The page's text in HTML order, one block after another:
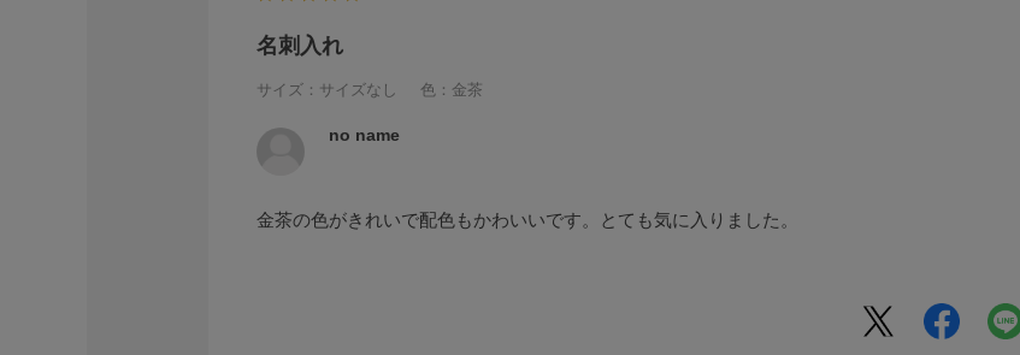
名刺入れ
サイズ：サイズなし 色：金茶
no name
金茶の色がきれいで配色もかわいいです。とても気に入りました。